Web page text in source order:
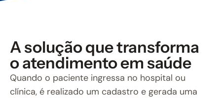
A solução que transforma
o atendimento em saúde
Quando o paciente ingressa no hospital ou
clínica, é realizado um cadastro e gerada uma